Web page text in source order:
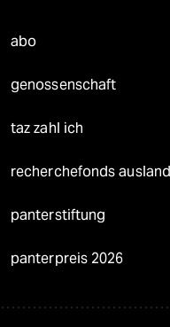
abo
genossenschaft
taz zahl ich
recherchefonds ausland
panterstiftung
panterpreis 2026